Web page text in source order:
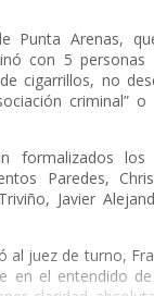
Punta Arenas,
con 5 personas
cigarrillos, no
criminal” o
formalizados los
Paredes,
Javier
al juez de turno,
en el entendido